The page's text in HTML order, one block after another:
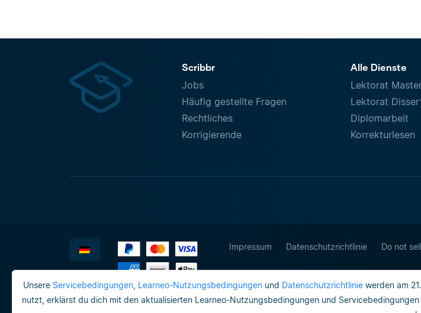
Unsere Servicebedingungen, Learneo-Nutzungsbedingungenund Datenschutzrichtliniewerden am
nutzt, erklärst du dich mit den aktualisierten Learneo-Nutzungsbedingungen und
Scribbr
Jobs
Häufig gestellte Fragen
Rechtliches
Korrigierende
Alle Dienste
Lektorat
Lektorat
Diplomarbeit
Korrekturlesen
Impressum Datenschutzrichtlinie Do not